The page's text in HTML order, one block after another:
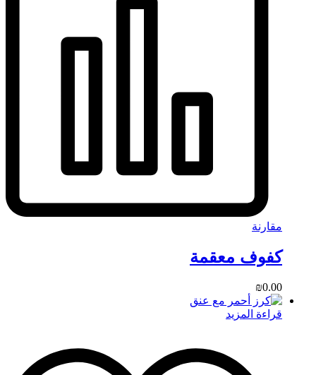
مقارنة
كفوف معقمة
₪0.00
قراءة المزيد